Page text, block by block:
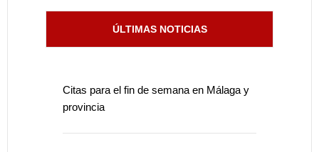
ÚLTIMAS NOTICIAS
Citas para el fin de semana en Málaga y
provincia